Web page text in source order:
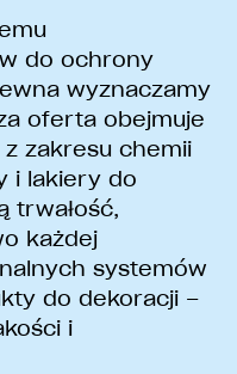
do ochrony
wyznaczamy
oferta obejmuje
zakresu chemii
i lakiery do
trwałość,
każdej
systemów
do dekoracji –
i